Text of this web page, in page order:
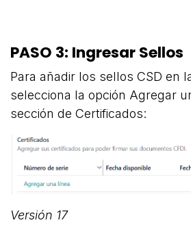
PASO 3: Ingresar Sellos
Para añadir los sellos CSD en
selecciona la opción Agregar
sección de Certificados:
Versión 17